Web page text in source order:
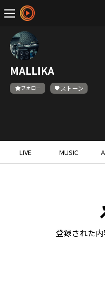
MALLIKA
フォロー ストーン
LIVE MUSIC
登録された内